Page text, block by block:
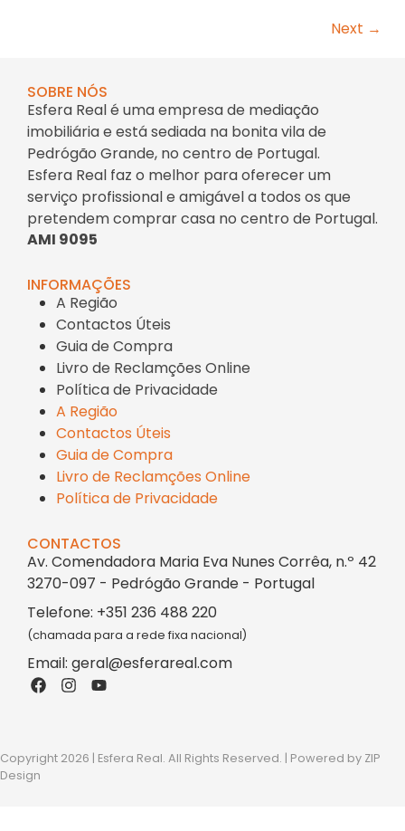
Next →
SOBRE NÓS
Esfera Real é uma empresa de mediação
imobiliária e está sediada na bonita vila de
Pedrógão Grande, no centro de Portugal.
Esfera Real faz o melhor para oferecer um
serviço profissional e amigável a todos os que
pretendem comprar casa no centro de Portugal.
AMI 9095
INFORMAÇÕES
A Região
Contactos Úteis
Guia de Compra
Livro de Reclamções Online
Política de Privacidade
A Região
Contactos Úteis
Guia de Compra
Livro de Reclamções Online
Política de Privacidade
CONTACTOS
Av. Comendadora Maria Eva Nunes Corrêa, n.º 42
3270-097 - Pedrógão Grande - Portugal
Telefone: +351 236 488 220
(chamada para a rede fixa nacional)
Email: geral@esferareal.com
Copyright 2026 | Esfera Real. All Rights Reserved. | Powered by ZIP
Design